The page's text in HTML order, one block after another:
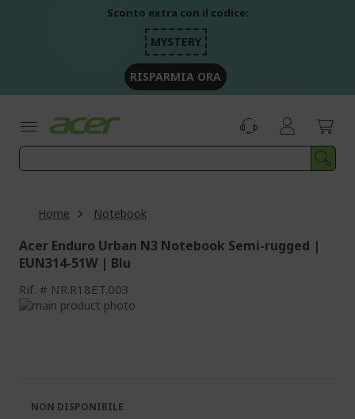
Sconto extra con il codice:
MYSTERY
RISPARMIA ORA
Home Notebook
Acer Enduro Urban N3 Notebook Semi-rugged |
EUN314-51W | Blu
Rif. NR.R18ET.003
Vai
immagini
immagini
NON DISPONIBILE